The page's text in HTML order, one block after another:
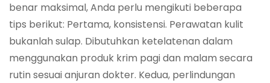
benar maksimal, Anda perlu mengikuti beberapa
tips berikut: Pertama, konsistensi. Perawatan kulit
bukanlah sulap. Dibutuhkan ketelatenan dalam
menggunakan produk krim pagi dan malam secara
rutin sesuai anjuran dokter. Kedua, perlindungan